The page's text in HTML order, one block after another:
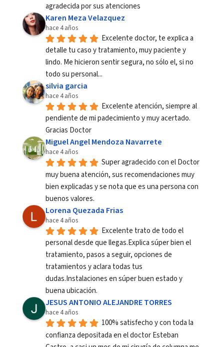
agradecida por sus atenciones
Karen Meza Velazquez
hace 4 años
Excelente doctor, te explica a
detalle tu caso y tratamiento, muy paciente y
lindo. Me hicieron sentir segura, no sólo el, si no
todo su personal...
silvia garcia
hace 4 años
Excelente atención, siempre al
pendiente de mi padecimiento y muy acertado.
Gracias Doctor
Miguel Angel Mendoza Navarrete
hace 4 años
Super agradecido con el Doctor
muy buena atención, sus recomendaciones muy
bien explicadas y se nota que es una persona con
buenos valores.
Lorena Quezada Frias
hace 4 años
Excelente trato de todo el
personal desde que llegas.Explica súper bien el
tratamiento, pasos a seguir, opciones de
tratamientos y aclara todas tus
dudas.Instalaciones en súper buen estado y
buena ubicación.
JESUS ANTONIO ALEJANDRE TORRES
hace 4 años
100% satisfecho y con toda la
confianza depositada en el doctor Esteban